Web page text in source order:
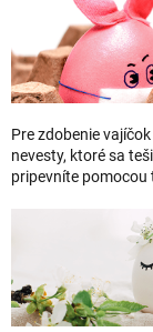
Pre zdobenie
nevesty, ktoré sa
pripevníte pomocou